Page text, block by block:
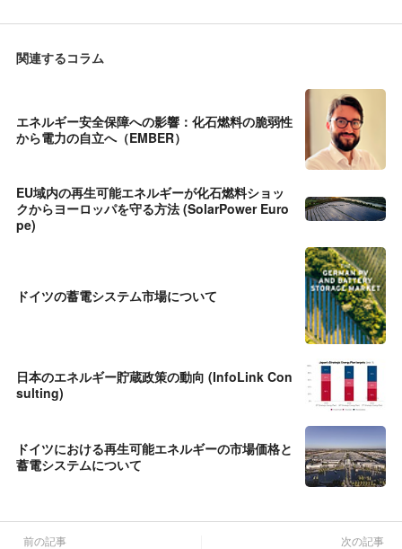
関連するコラム
エネルギー安全保障への影響：化石燃料の脆弱性
から電力の自立へ（EMBER）
EU域内の再生可能エネルギーが化石燃料ショッ
クからヨーロッパを守る方法 (SolarPower Euro
pe)
ドイツの蓄電システム市場について
日本のエネルギー貯蔵政策の動向 (InfoLink Con
sulting)
ドイツにおける再生可能エネルギーの市場価格と
蓄電システムについて
前の記事 次の記事